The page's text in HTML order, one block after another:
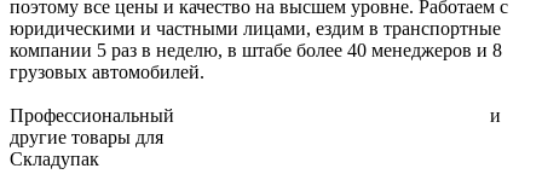
поэтому все цены и качество на высшем уровне. Работаем с
юридическими и частными лицами, ездим в транспортные
компании 5 раз в неделю, в штабе более 40 менеджеров и 8
грузовых автомобилей.
Профессиональный
и
другие товары для
Складупак